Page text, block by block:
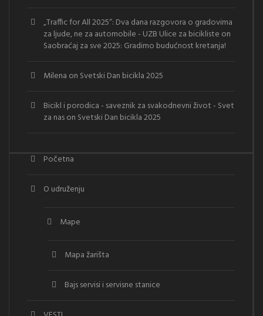
„Traffic for All 2025“: Dva dana razgovora o gradovima
za ljude, ne za automobile - UZB Ulice za bicikliste on
Saobraćaj za sve 2025: Gradimo budućnost kretanja!
Milena on Svetski Dan bicikla 2025
Bicikl i porodica - saveznik za svakodnevni život - Svet
za nason Svetski Dan bicikla 2025
Početna
O udruženju
Mape
Mapa žarišta
Bajs servisi i servisne stanice